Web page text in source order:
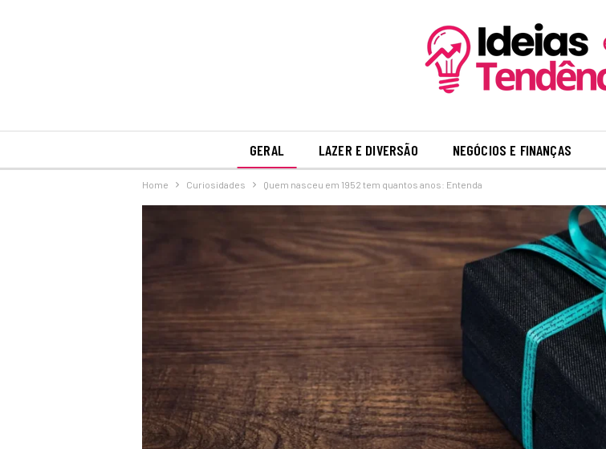
GERAL LAZER E DIVERSÃO NEGÓCIOS E FINANÇAS
Home Curiosidades Quem nasceu em 1952 tem quantos anos: Entenda